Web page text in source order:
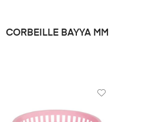
CORBEILLE BAYYA MM